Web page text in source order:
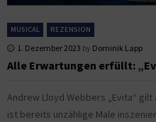
MUSICAL REZENSION
1. Dezember 2023 by Dominik Lapp
Alle Erwartungen erfüllt:
Andrew Lloyd Webbers „Evita“
ist bereits unzählige Male